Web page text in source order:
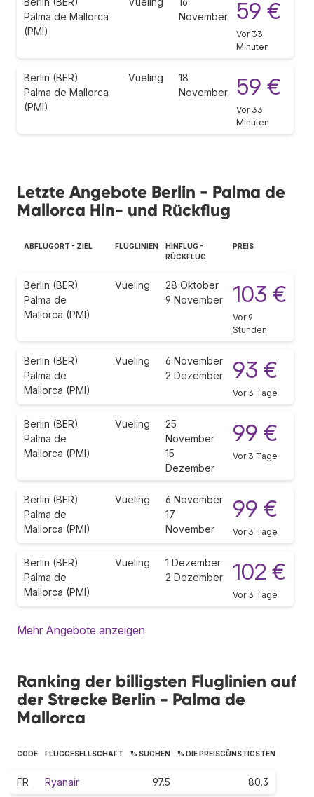
Palma de Mallorca
(PMI)
November
59 €
Vor 33
Minuten
Berlin (BER)
Palma de Mallorca
(PMI)
Vueling
18
November
59 €
Vor 33
Minuten
Letzte Angebote Berlin - Palma de
Mallorca Hin- und Rückflug
ABFLUGORT - ZIEL FLUGLINIEN
HINFLUG -
RÜCKFLUG
PREIS
Berlin (BER)
Palma de
Mallorca (PMI)
Vueling
28 Oktober
9 November
103 €
Vor 9
Stunden
Berlin (BER)
Palma de
Mallorca (PMI)
Vueling
6 November
2 Dezember
93 €
Vor 3 Tage
Berlin (BER)
Palma de
Mallorca (PMI)
Vueling
25
November
15
Dezember
99 €
Vor 3 Tage
Berlin (BER)
Palma de
Mallorca (PMI)
Vueling
6 November
17
November
99 €
Vor 3 Tage
Berlin (BER)
Palma de
Mallorca (PMI)
Vueling
1 Dezember
2 Dezember
102 €
Vor 3 Tage
Mehr Angebote anzeigen
Ranking der billigsten Fluglinien auf
der Strecke Berlin - Palma de
Mallorca
CODE FLUGGESELLSCHAFT % SUCHEN % DIE PREISGÜNSTIGSTEN
FR Ryanair 97.5 80.3